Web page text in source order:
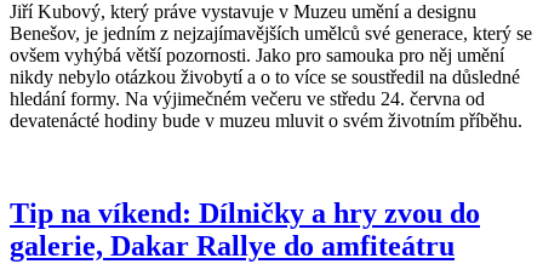
Jiří Kubový, který práve vystavuje v Muzeu umění a designu
Benešov, je jedním z nejzajímavějších umělců své generace, který se
ovšem vyhýbá větší pozornosti. Jako pro samouka pro něj umění
nikdy nebylo otázkou živobytí a o to více se soustředil na důsledné
hledání formy. Na výjimečném večeru ve středu 24. června od
devatenácté hodiny bude v muzeu mluvit o svém životním příběhu.
Tip na víkend: Dílničky a hry zvou do
galerie, Dakar Rallye do amfiteátru